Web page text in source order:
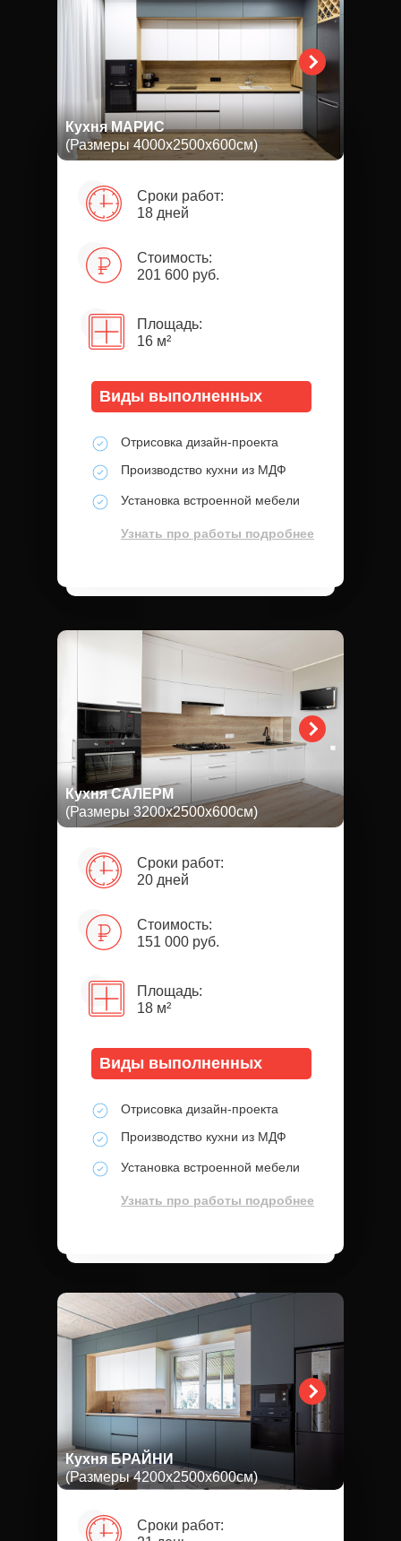
Кухня МАРИС
(Размеры 4000х2500х600см)
Отрисовка дизайн-проекта
Виды выполненных
Производство кухни из МДФ
Установка встроенной мебели
Узнать про работы подробнее
Сроки работ:
18 дней
Стоимость:
201 600 руб.
Площадь:
16 м²
Кухня САЛЕРМ
(Размеры 3200х2500х600см)
Отрисовка дизайн-проекта
Виды выполненных
Производство кухни из МДФ
Установка встроенной мебели
Узнать про работы подробнее
Сроки работ:
20 дней
Стоимость:
151 000 руб.
Площадь:
18 м²
Кухня БРАЙНИ
(Размеры 4200х2500х600см)
Сроки работ: